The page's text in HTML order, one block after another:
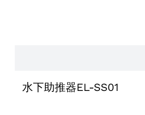
水下助推器EL-SS01